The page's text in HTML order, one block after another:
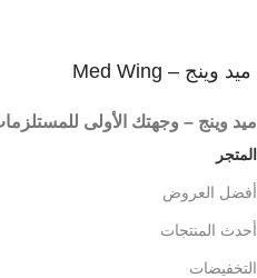
ميد وينج – Med Wing
ميد وينج – وجهتك الأولى
المتجر
أفضل العروض
أحدث المنتجات
التخفيضات